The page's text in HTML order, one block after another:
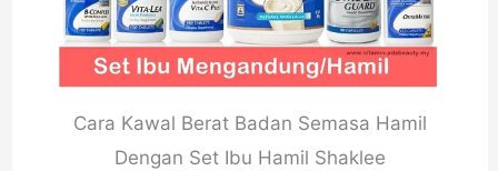
Cara Kawal Berat Badan Semasa Hamil
Dengan Set Ibu Hamil Shaklee